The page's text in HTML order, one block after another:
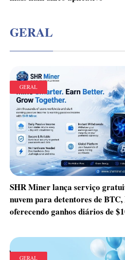
GERAL
GERAL
SHR Miner lança serviço
nuvem para detentores de
oferecendo ganhos diários de
GERAL